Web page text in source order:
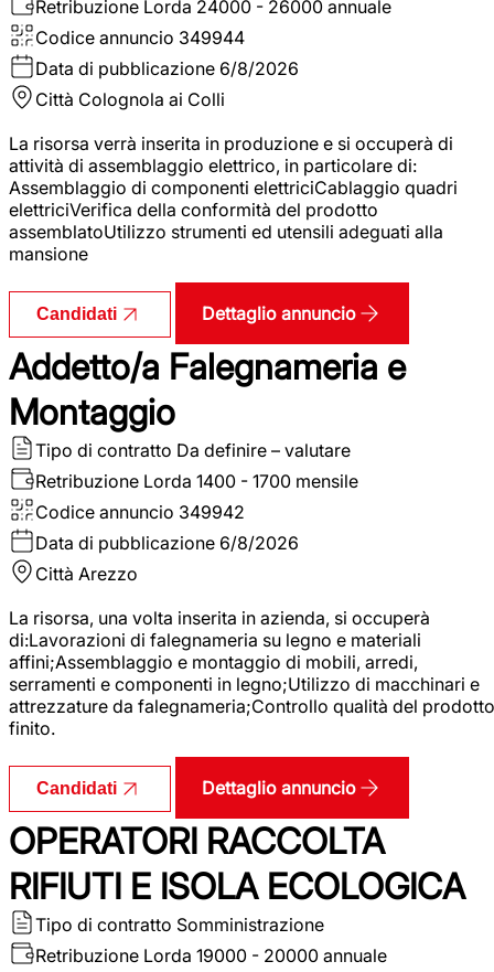
Retribuzione Lorda 24000 - 26000 annuale
Codice annuncio 349944
Data di pubblicazione 6/8/2026
Città Colognola ai Colli
La risorsa verrà inserita in produzione e si occuperà di
attività di assemblaggio elettrico, in particolare di:
Assemblaggio di componenti elettriciCablaggio quadri
elettriciVerifica della conformità del prodotto
assemblatoUtilizzo strumenti ed utensili adeguati alla
mansione
Candidati Dettaglio annuncio
Addetto/a Falegnameria e
Montaggio
Tipo di contratto Da definire – valutare
Retribuzione Lorda 1400 - 1700 mensile
Codice annuncio 349942
Data di pubblicazione 6/8/2026
Città Arezzo
La risorsa, una volta inserita in azienda, si occuperà
di:Lavorazioni di falegnameria su legno e materiali
affini;Assemblaggio e montaggio di mobili, arredi,
serramenti e componenti in legno;Utilizzo di macchinari e
attrezzature da falegnameria;Controllo qualità del prodotto
finito.
Candidati Dettaglio annuncio
OPERATORI RACCOLTA
RIFIUTI E ISOLA ECOLOGICA
Tipo di contratto Somministrazione
Retribuzione Lorda 19000 - 20000 annuale